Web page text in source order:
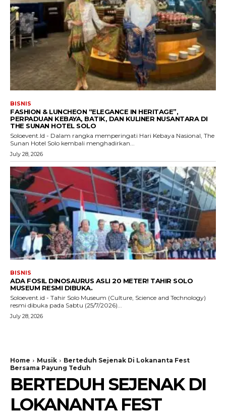
BISNIS
FASHION & LUNCHEON “ELEGANCE IN HERITAGE”,
PERPADUAN KEBAYA, BATIK, DAN KULINER NUSANTARA DI
THE SUNAN HOTEL SOLO
Soloevent.Id - Dalam rangka memperingati Hari Kebaya Nasional, The
Sunan Hotel Solo kembali menghadirkan...
July 28, 2026
BISNIS
ADA FOSIL DINOSAURUS ASLI 20 METER! TAHIR SOLO
MUSEUM RESMI DIBUKA.
Soloevent.id - Tahir Solo Museum (Culture, Science and Technology)
resmi dibuka pada Sabtu (25/7/2026)...
July 28, 2026